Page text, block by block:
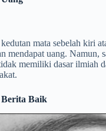
mata sebelah kiri
mendapat uang. Namun,
memiliki dasar ilmiah
Baik